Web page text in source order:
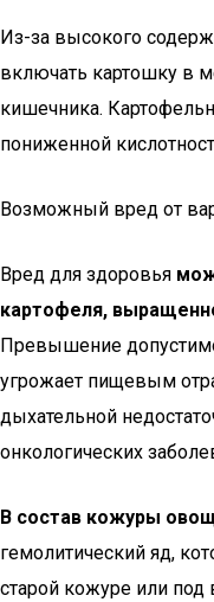
Из-за высокого
включать картошку в
кишечника.
пониженной
Возможный вред от
Вред для здоровья
картофеля,
Превышение
угрожает пищевым
дыхательной
онкологических
В состав кожуры
гемолитический яд,
старой кожуре или